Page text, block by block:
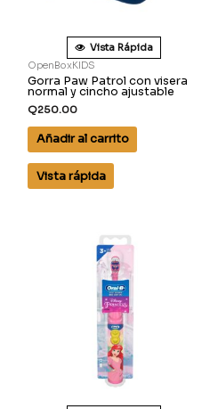
Vista Rápida
OpenBoxKIDS
Gorra Paw Patrol con visera
normal y cincho ajustable
Q250.00
Añadir al carrito
Vista rápida